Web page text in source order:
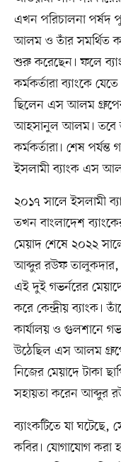
এখন পরিচালনা পর্ষদ
আলম ও তাঁর সমর্থিত
শুরু করেছেন। ফলে
কর্মকর্তারা ব্যাংকে
ছিলেন এস আলম
আহসানুল আলম। তবে
কর্মকর্তারা। শেষ
ইসলামী ব্যাংক এস
২০১৭ সালে ইসলামী
তখন বাংলাদেশ
মেয়াদ শেষে ২০২২
আব্দুর রউফ তালুকদার,
এই দুই গভর্নরের
করে কেন্দ্রীয় ব্যাংক।
কার্যালয় ও গুলশানে
উঠেছিল এস আলম
নিজের মেয়াদে টাকা
সহায়তা করেন আব্দুর
ব্যাংকটিতে যা ঘটেছে,
কবির। যোগাযোগ